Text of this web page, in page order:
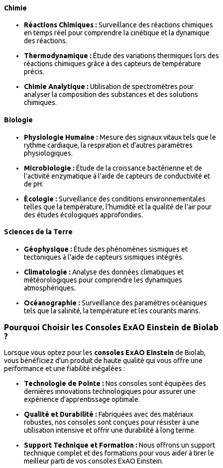
Chimie
Réactions Chimiques : Surveillance des réactions chimiques
en temps réel pour comprendre la cinétique et la dynamique
des réactions.
Thermodynamique : Étude des variations thermiques lors des
réactions chimiques grâce à des capteurs de température
précis.
Chimie Analytique : Utilisation de spectromètres pour
analyser la composition des substances et des solutions
chimiques.
Biologie
Physiologie Humaine : Mesure des signaux vitaux tels que le
rythme cardiaque, la respiration et d'autres paramètres
physiologiques.
Microbiologie : Étude de la croissance bactérienne et de
l'activité enzymatique à l'aide de capteurs de conductivité et
de pH.
Écologie : Surveillance des conditions environnementales
telles que la température, l'humidité et la qualité de l'air pour
des études écologiques approfondies.
Sciences de la Terre
Géophysique : Étude des phénomènes sismiques et
tectoniques à l'aide de capteurs sismiques intégrés.
Climatologie : Analyse des données climatiques et
météorologiques pour comprendre les dynamiques
atmosphériques.
Océanographie : Surveillance des paramètres océaniques
tels que la salinité, la température et les courants marins.
Pourquoi Choisir les Consoles ExAO Einstein de Biolab
?
Lorsque vous optez pour les consoles ExAO Einsteinde Biolab,
vous bénéficiez d'un produit de haute qualité qui vous offre une
performance et une fiabilité inégalées :
Technologie de Pointe : Nos consoles sont équipées des
dernières innovations technologiques pour assurer une
expérience d'apprentissage optimale.
Qualité et Durabilité : Fabriquées avec des matériaux
robustes, nos consoles sont conçues pour résister à une
utilisation intensive et offrir une durabilité à long terme.
Support Technique et Formation : Nous offrons un support
technique complet et des formations pour vous aider à tirer le
meilleur parti de vos consoles ExAO Einstein.